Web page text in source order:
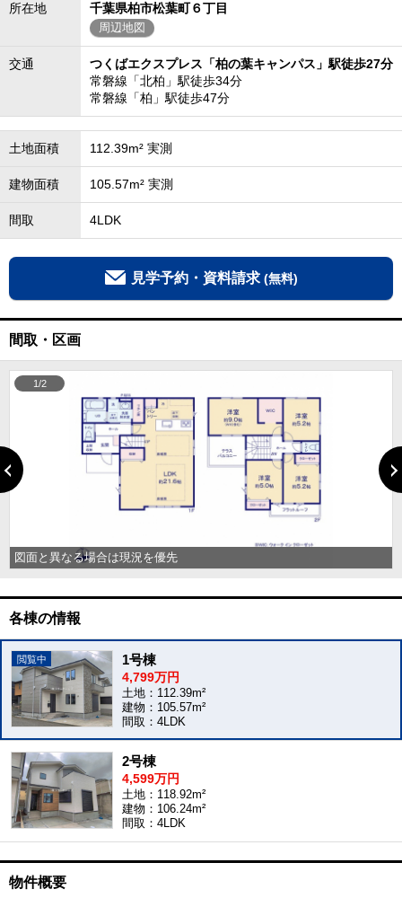
所在地 千葉県柏市松葉町６丁目
周辺地図
交通
つくばエクスプレス「柏の葉キャンパス」駅徒歩27分
常磐線「北柏」駅徒歩34分
常磐線「柏」駅徒歩47分
土地面積 112.39m² 実測
建物面積 105.57m² 実測
間取 4LDK
見学予約・資料請求 (無料)
間取・区画
図面と異なる場合は現況を優先
1/2
各棟の情報
1号棟
4,799万円
土地：112.39m²
建物：105.57m²
間取：4LDK
2号棟
4,599万円
土地：118.92m²
建物：106.24m²
間取：4LDK
物件概要